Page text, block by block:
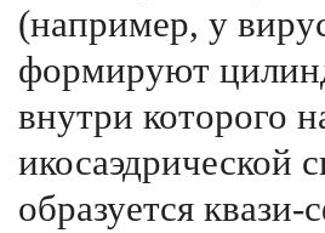
(например, у
формируют
внутри которого
икосаэдрической
образуется